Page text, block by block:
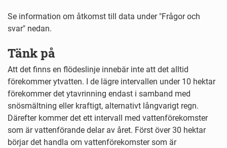
Se information om åtkomst till data under "Frågor och
svar" nedan.
Tänk på
Att det finns en flödeslinje innebär inte att det alltid
förekommer ytvatten. I de lägre intervallen under 10 hektar
förekommer det ytavrinning endast i samband med
snösmältning eller kraftigt, alternativt långvarigt regn.
Därefter kommer det ett intervall med vattenförekomster
som är vattenförande delar av året. Först över 30 hektar
börjar det handla om vattenförekomster som är